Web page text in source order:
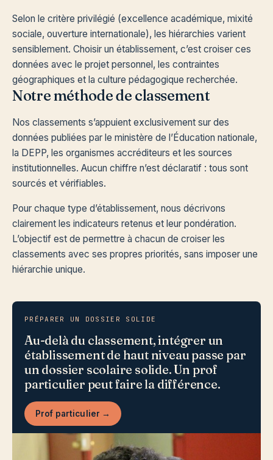
Selon le critère privilégié (excellence académique, mixité
sociale, ouverture internationale), les hiérarchies varient
sensiblement. Choisir un établissement, c’est croiser ces
données avec le projet personnel, les contraintes
géographiques et la culture pédagogique recherchée.
Notre méthode de classement
Nos classements s’appuient exclusivement sur des
données publiées par le ministère de l’Éducation nationale,
la DEPP, les organismes accréditeurs et les sources
institutionnelles. Aucun chiffre n’est déclaratif : tous sont
sourcés et vérifiables.
Pour chaque type d’établissement, nous décrivons
clairement les indicateurs retenus et leur pondération.
L’objectif est de permettre à chacun de croiser les
classements avec ses propres priorités, sans imposer une
hiérarchie unique.
PRÉPARER UN DOSSIER SOLIDE
Au-delà du classement, intégrer un
établissement de haut niveau passe par
un dossier scolaire solide. Un prof
particulier peut faire la différence.
Prof particulier →